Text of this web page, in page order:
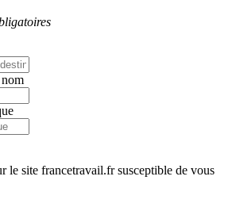
le site francetravail.fr susceptible de vous